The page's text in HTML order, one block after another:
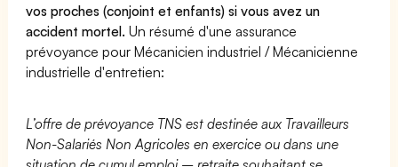
vos proches (conjoint et enfants) si vous avez un
accident mortel. Un résumé d'une assurance
prévoyance pour Mécanicien industriel / Mécanicienne
industrielle d'entretien:
L’offre de prévoyance TNS est destinée aux Travailleurs
Non-Salariés Non Agricoles en exercice ou dans une